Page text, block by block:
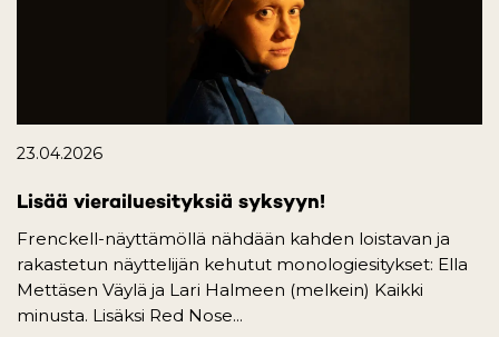
23.04.2026
Lisää vierailuesityksiä syksyyn!
Frenckell-näyttämöllä nähdään kahden loistavan ja
rakastetun näyttelijän kehutut monologiesitykset: Ella
Mettäsen Väylä ja Lari Halmeen (melkein) Kaikki
minusta. Lisäksi Red Nose...